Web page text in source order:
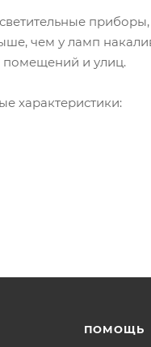
чем у ламп
и улиц.
характеристики:
ПОМОЩЬ